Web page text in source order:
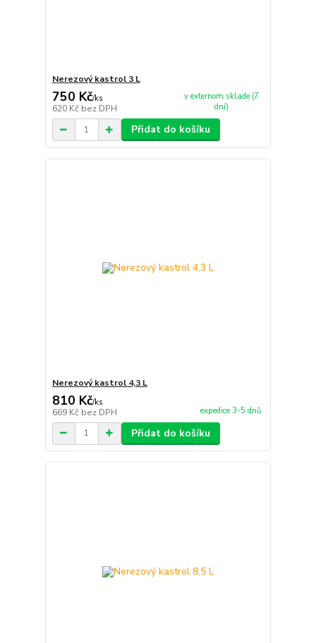
Nerezový kastrol 3 L
750 Kč/ks
620 Kč bez DPH
v externom sklade (7
dní)
Přidat do košíku
Nerezový kastrol 4,3 L
810 Kč/ks
669 Kč bez DPH expedice 3-5 dnů
Přidat do košíku